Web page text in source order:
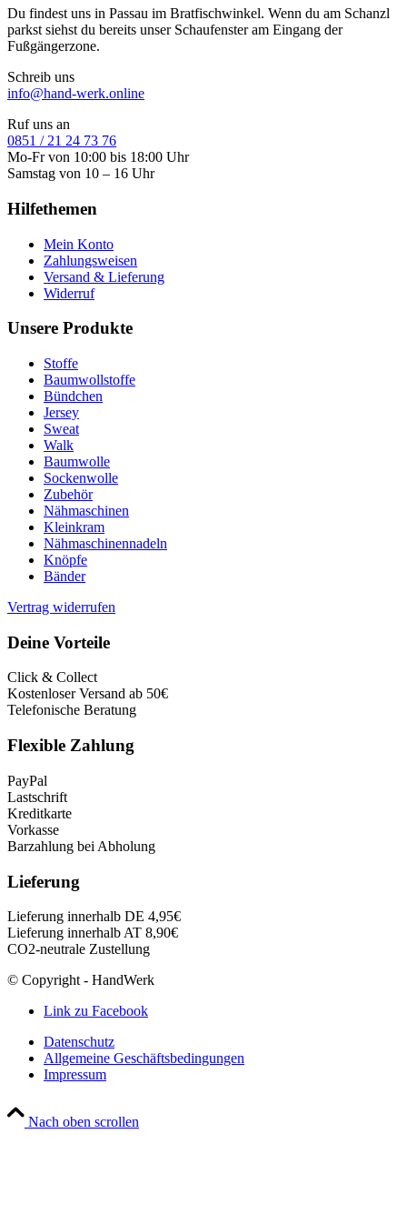
Du findest uns in Passau im Bratfischwinkel. Wenn du am Schanzl
parkst siehst du bereits unser Schaufenster am Eingang der
Fußgängerzone.
Schreib uns
info@hand-werk.online
Ruf uns an
0851 / 21 24 73 76
Mo-Fr von 10:00 bis 18:00 Uhr
Samstag von 10 – 16 Uhr
Hilfethemen
Mein Konto
Zahlungsweisen
Versand & Lieferung
Widerruf
Unsere Produkte
Stoffe
Baumwollstoffe
Bündchen
Jersey
Sweat
Walk
Baumwolle
Sockenwolle
Zubehör
Nähmaschinen
Kleinkram
Nähmaschinennadeln
Knöpfe
Bänder
Vertrag widerrufen
Deine Vorteile
Click & Collect
Kostenloser Versand ab 50€
Telefonische Beratung
Flexible Zahlung
PayPal
Lastschrift
Kreditkarte
Vorkasse
Barzahlung bei Abholung
Lieferung
Lieferung innerhalb DE 4,95€
Lieferung innerhalb AT 8,90€
CO2-neutrale Zustellung
© Copyright - HandWerk
Link zu Facebook
Datenschutz
Allgemeine Geschäftsbedingungen
Impressum
Nach oben scrollen